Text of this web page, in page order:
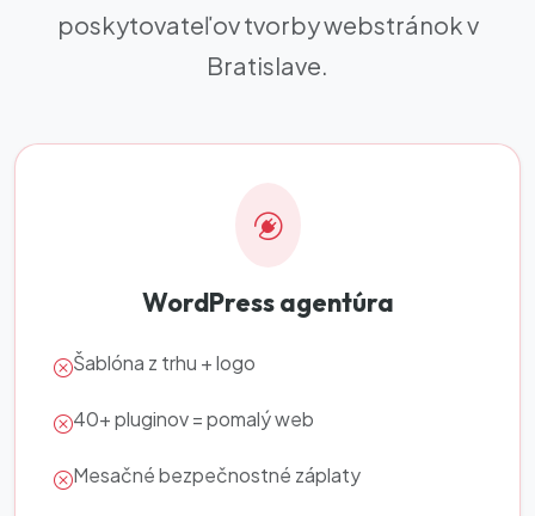
poskytovateľov tvorby webstránok v
Bratislave.
WordPress agentúra
Šablóna z trhu + logo
40+ pluginov = pomalý web
Mesačné bezpečnostné záplaty